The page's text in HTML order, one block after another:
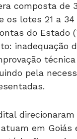
composta de
os lotes 21 a
do Estado
inadequação
pela
em Goiás